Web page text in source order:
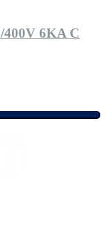
400V 6KA C